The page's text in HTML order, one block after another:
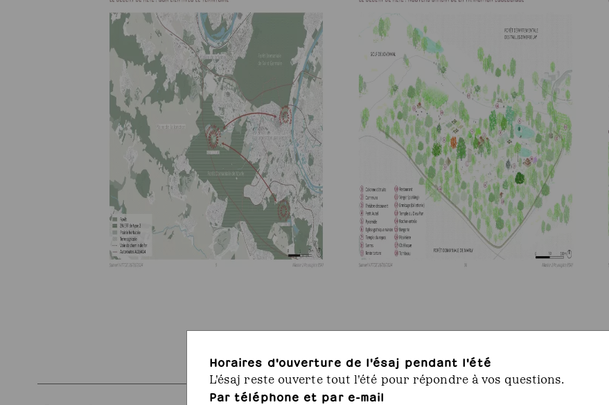
Horaires d'ouverture de l'ésaj pendant l'été
L'ésaj reste ouverte tout l'été pour répondre à vos questions.
Par téléphone et par e-mail